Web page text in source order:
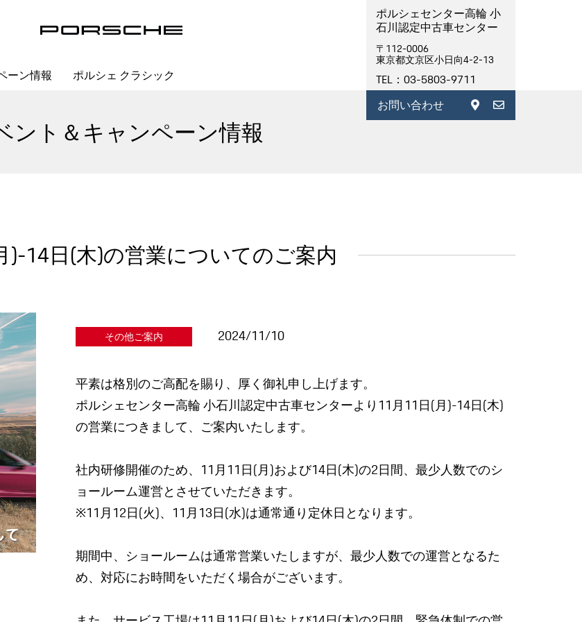
ーン情報 ポルシェ クラシック
ポルシェセンター高輪 小
石川認定中古車センター
〒112-0006
東京都文京区小日向4-2-13
TEL：03-5803-9711
お問い合わせ
ント＆キャンペーン情報
)-14日(木)の営業についてのご案内
その他ご案内 2024/11/10
平素は格別のご高配を賜り、厚く御礼申し上げます。
ポルシェセンター高輪 小石川認定中古車センターより11月11日(月)-14日(木)
の営業につきまして、ご案内いたします。
社内研修開催のため、11月11日(月)および14日(木)の2日間、最少人数でのシ
ョールーム運営とさせていただきます。
※11月12日(火)、11月13日(水)は通常通り定休日となります。
期間中、ショールームは通常営業いたしますが、最少人数での運営となるた
め、対応にお時間をいただく場合がございます。